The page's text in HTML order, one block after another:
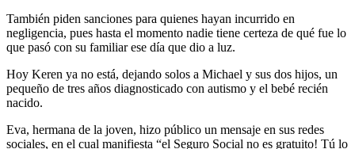
También piden sanciones para quienes hayan incurrido en
negligencia, pues hasta el momento nadie tiene certeza de qué fue lo
que pasó con su familiar ese día que dio a luz.
Hoy Keren ya no está, dejando solos a Michael y sus dos hijos, un
pequeño de tres años diagnosticado con autismo y el bebé recién
nacido.
Eva, hermana de la joven, hizo público un mensaje en sus redes
sociales, en el cual manifiesta “el Seguro Social no es gratuito! Tú lo